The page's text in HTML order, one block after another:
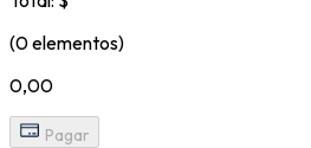
(0 elementos)
0,00
Pagar